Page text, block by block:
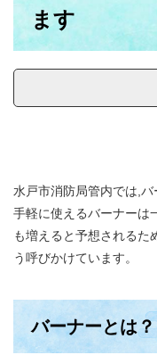
ます
水戸市消防局管内では,バ
手軽に使えるバーナーは
も増えると予想されるた
う呼びかけています。
バーナーとは？